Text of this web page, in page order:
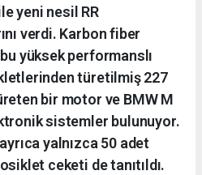
yeni nesil RR
verdi. Karbon fiber
yüksek performanslı
türetilmiş 227
bir motor ve BMW M
sistemler bulunuyor.
yalnızca 50 adet
ceketi de tanıtıldı.